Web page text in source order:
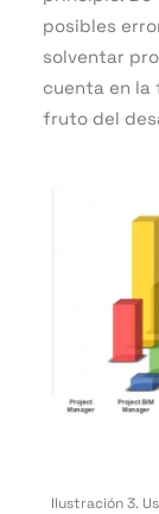
posibles
solventar
cuenta en la
fruto del
Ilustración 3.